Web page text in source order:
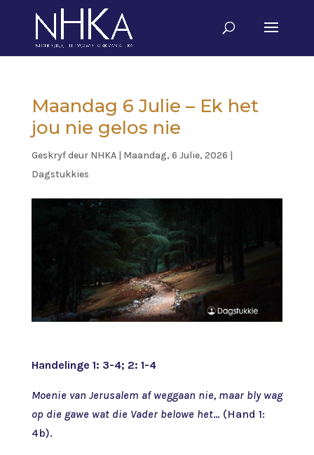
Maandag 6 Julie – Ek het
jou nie gelos nie
Geskryf deur NHKA| Maandag, 6 Julie, 2026 |
Dagstukkies
Handelinge 1: 3-4; 2: 1-4
Moenie van Jerusalem af weggaan nie, maar bly wag
op die gawe wat die Vader belowe het… (Hand 1:
4b).